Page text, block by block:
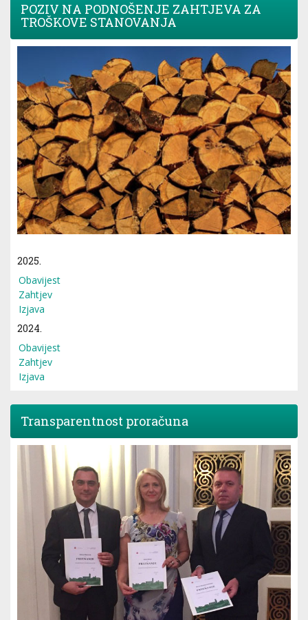
POZIV NA PODNOŠENJE ZAHTJEVA ZA
TROŠKOVE STANOVANJA
2025.
Obavijest
Zahtjev
Izjava
2024.
Obavijest
Zahtjev
Izjava
Transparentnost proračuna